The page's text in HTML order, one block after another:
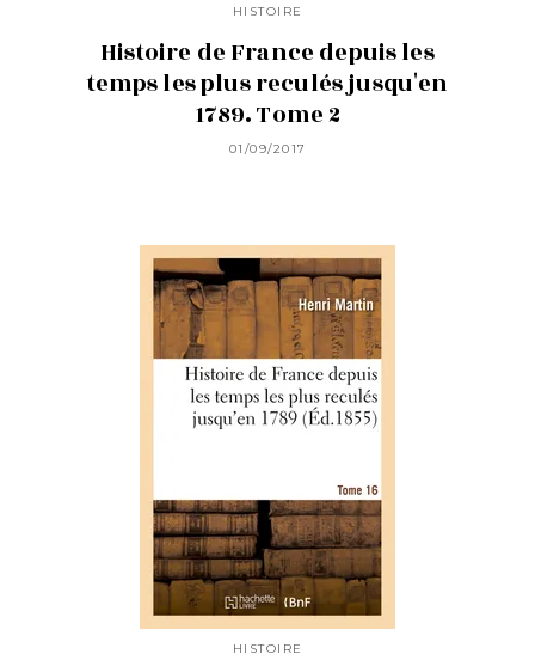
HISTOIRE
Histoire de France depuis les
temps les plus reculés jusqu'en
1789. Tome 2
01/09/2017
HISTOIRE